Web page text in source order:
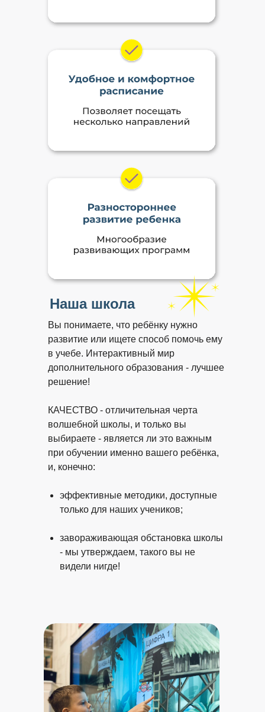
Вы понимаете, что ребёнку нужно
развитие или ищете способ помочь ему
в учебе. Интерактивный мир
дополнительного образования - лучшее
решение!
КАЧЕСТВО - отличительная черта
волшебной школы, и только вы
выбираете - является ли это важным
при обучении именно вашего ребёнка,
и, конечно:
эффективные методики, доступные
только для наших учеников;
завораживающая обстановка школы
- мы утверждаем, такого вы не
видели нигде!
Наша школа